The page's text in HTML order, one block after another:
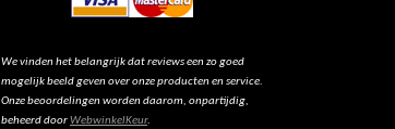
We vinden het belangrijk dat reviews een zo goed
mogelijk beeld geven over onze producten en service.
Onze beoordelingen worden daarom, onpartijdig,
beheerd doorWebwinkelKeur.